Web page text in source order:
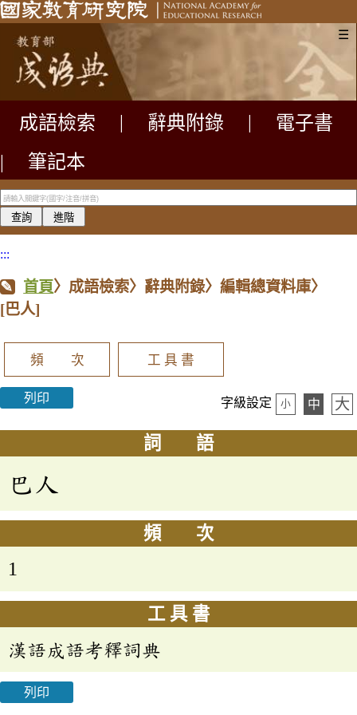
☰
成語檢索 辭典附錄
電子書
|
筆記本
:::
首頁〉成語檢索〉辭典附錄〉編輯總資料庫〉
[巴人]
頻 次 工 具 書
列印 字級設定 小 中 大
詞 語
巴人
頻 次
1
工 具 書
漢語成語考釋詞典
列印